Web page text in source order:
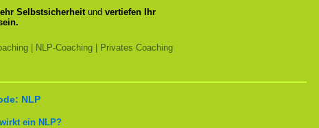
Selbstsicherheitund vertiefen Ihr
| NLP-Coaching | Privates Coaching
NLP
ein NLP?